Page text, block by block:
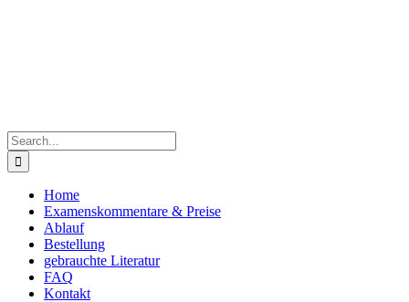
Search
for:
Home
Examenskommentare & Preise
Ablauf
Bestellung
gebrauchte Literatur
FAQ
Kontakt